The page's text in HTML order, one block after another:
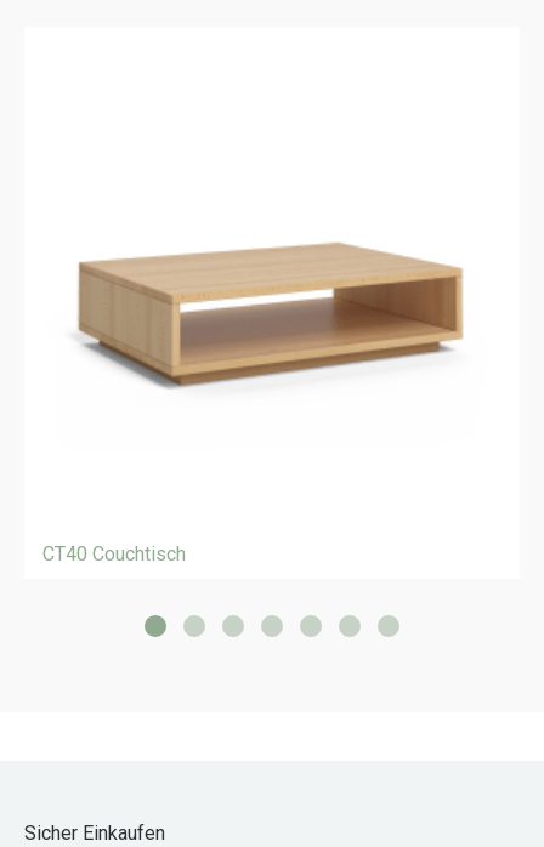
CT40 Couchtisch
Sicher Einkaufen